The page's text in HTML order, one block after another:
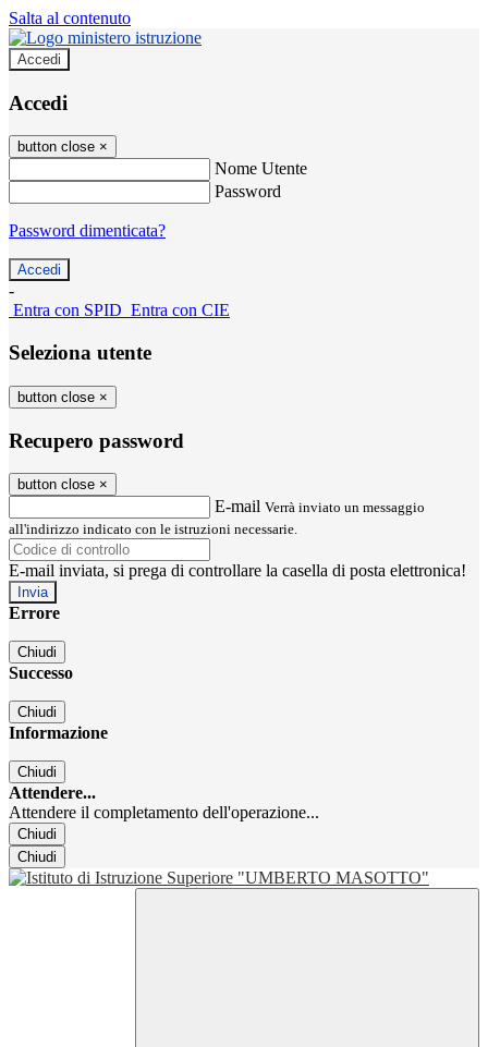
Salta al contenuto
Accedi
Accedi
button close ×
Nome Utente
Password
Password dimenticata?
-
Entra con SPID Entra con CIE
Seleziona utente
button close ×
Recupero password
button close ×
E-mail Verrà inviato un messaggio
all'indirizzo indicato con le istruzioni necessarie.
E-mail inviata, si prega di controllare la casella di posta elettronica!
Errore
Chiudi
Successo
Chiudi
Informazione
Chiudi
Attendere...
Attendere il completamento dell'operazione...
Chiudi
Chiudi